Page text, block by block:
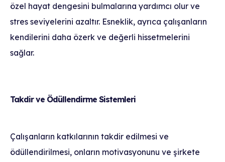
özel hayat dengesini bulmalarına yardımcı olur ve
stres seviyelerini azaltır. Esneklik, ayrıca çalışanların
kendilerini daha özerk ve değerli hissetmelerini
sağlar.
Takdir ve Ödüllendirme Sistemleri
Çalışanların katkılarının takdir edilmesi ve
ödüllendirilmesi, onların motivasyonunu ve şirkete